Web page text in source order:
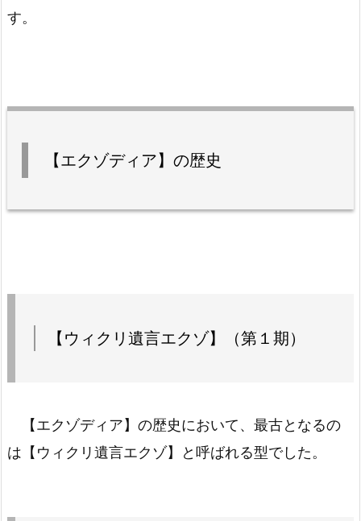
す。
【エクゾディア】の歴史
【ウィクリ遺言エクゾ】（第１期）
【エクゾディア】の歴史において、最古となるの
は【ウィクリ遺言エクゾ】と呼ばれる型でした。